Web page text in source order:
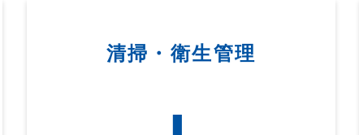
清掃・衛生管理